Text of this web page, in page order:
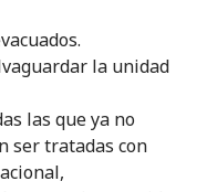
la unidad
las que ya no
ser tratadas con